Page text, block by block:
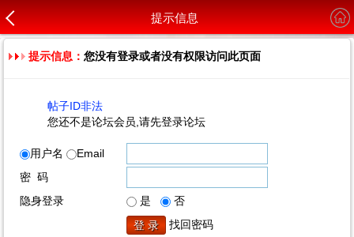
提示信息
提示信息：您没有登录或者没有权限访问此页面
帖子ID非法
您还不是论坛会员,请先登录论坛
用户名
Email
密 码
隐身登录
是
否
找回密码